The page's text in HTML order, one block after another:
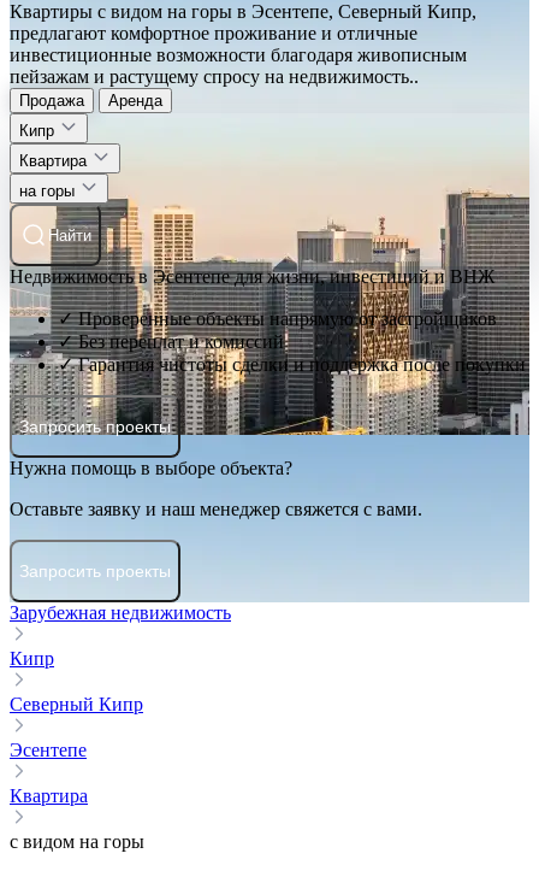
Квартиры с видом на горы в Эсентепе, Северный Кипр,
предлагают комфортное проживание и отличные
инвестиционные возможности благодаря живописным
пейзажам и растущему спросу на недвижимость..
Продажа
Аренда
Кипр
Квартира
на горы
Найти
Недвижимость в Эсентепе для жизни, инвестиций и ВНЖ
✓ Проверенные объекты напрямую от застройщиков
✓ Без переплат и комиссий
✓ Гарантия чистоты сделки и поддержка после покупки
Запросить проекты
Нужна помощь в выборе объекта?
Оставьте заявку и наш менеджер свяжется с вами.
Запросить проекты
Зарубежная недвижимость
Кипр
Северный Кипр
Эсентепе
Квартира
с видом на горы